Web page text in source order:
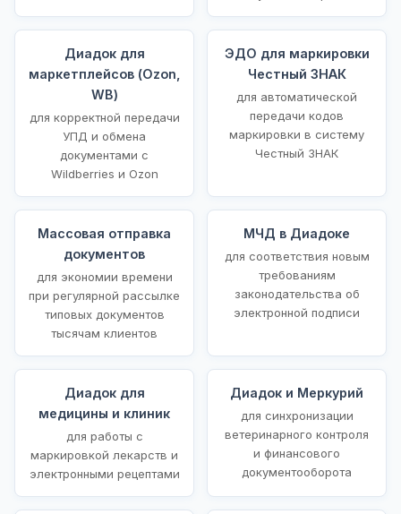
Диадок для
маркетплейсов (Ozon,
WB)
для корректной передачи
УПД и обмена
документами с
Wildberries и Ozon
ЭДО для маркировки
Честный ЗНАК
для автоматической
передачи кодов
маркировки в систему
Честный ЗНАК
Массовая отправка
документов
для экономии времени
при регулярной рассылке
типовых документов
тысячам клиентов
МЧД в Диадоке
для соответствия новым
требованиям
законодательства об
электронной подписи
Диадок для
медицины и клиник
для работы с
маркировкой лекарств и
электронными рецептами
Диадок и Меркурий
для синхронизации
ветеринарного контроля
и финансового
документооборота